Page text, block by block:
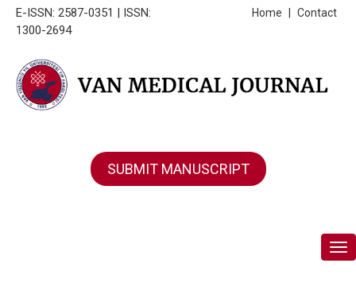
E-ISSN: 2587-0351 | ISSN:
1300-2694
Contact
Home
SUBMIT MANUSCRIPT